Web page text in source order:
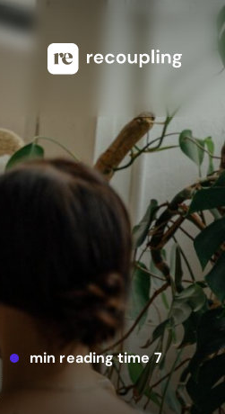
7 min reading time